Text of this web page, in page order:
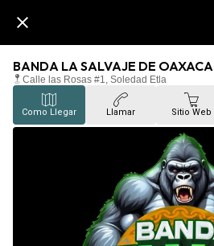
BANDA LA SALVAJE DE OAXACA
Calle las Rosas #1, Soledad Etla
Como Llegar Llamar Sitio Web